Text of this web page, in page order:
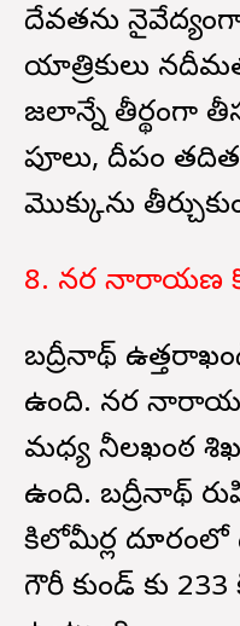
దేవతను
యాత్రికులు
జలాన్నే తీర్థంగా
పూలు, దీపం
మొక్కును
8. నర నారాయణ
బద్రీనాథ్
ఉంది. నర
మధ్య నీలఖంఠ
ఉంది. బద్రీనాథ్
కిలోమీర్ల దూరంలో
గౌరీ కుండ్ కు